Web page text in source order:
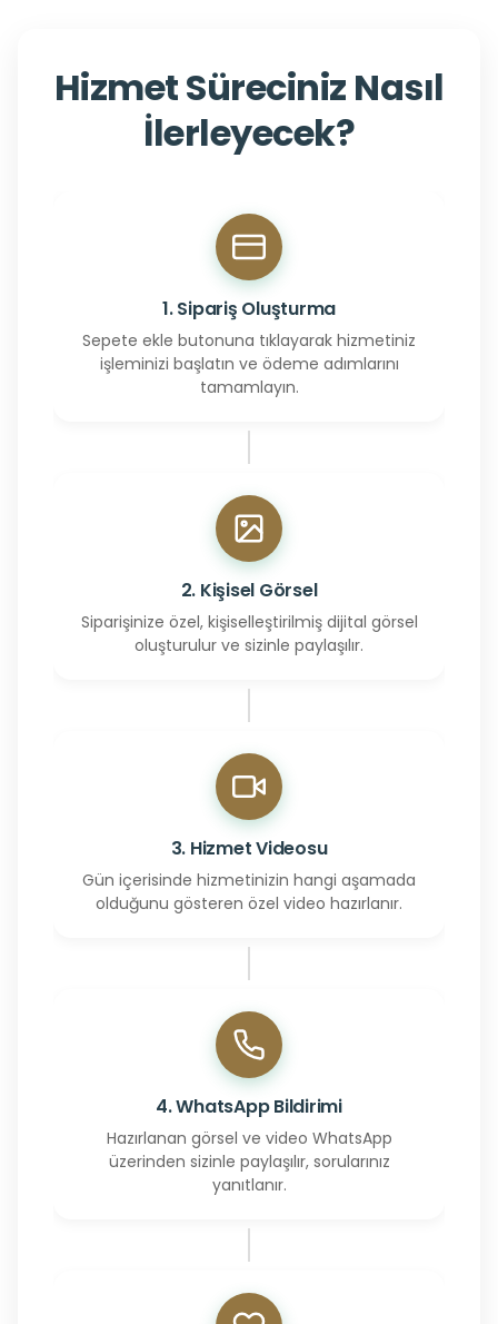
Hizmet Süreciniz Nasıl
İlerleyecek?
1. Sipariş Oluşturma
Sepete ekle butonuna tıklayarak hizmetiniz
işleminizi başlatın ve ödeme adımlarını
tamamlayın.
2. Kişisel Görsel
Siparişinize özel, kişiselleştirilmiş dijital görsel
oluşturulur ve sizinle paylaşılır.
3. Hizmet Videosu
Gün içerisinde hizmetinizin hangi aşamada
olduğunu gösteren özel video hazırlanır.
4. WhatsApp Bildirimi
Hazırlanan görsel ve video WhatsApp
üzerinden sizinle paylaşılır, sorularınız
yanıtlanır.